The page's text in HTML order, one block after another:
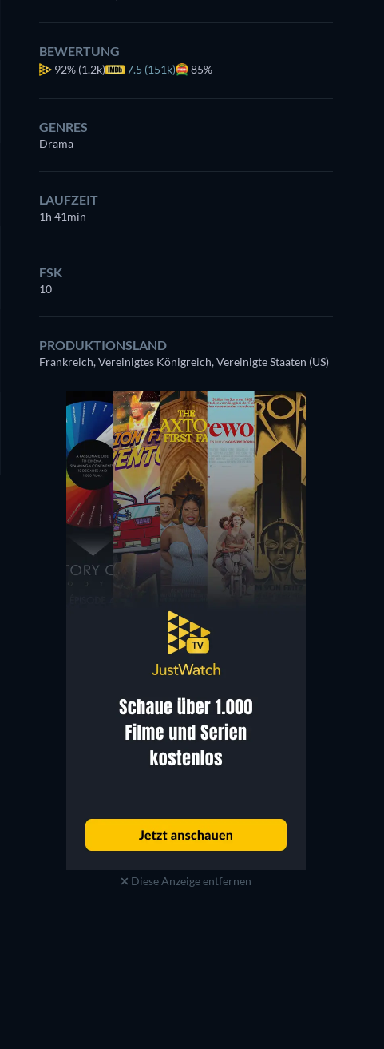
BEWERTUNG
92% (1.2k) 7.5 (151k) 85%
GENRES
Drama
LAUFZEIT
1h 41min
FSK
10
PRODUKTIONSLAND
Frankreich, Vereinigtes Königreich, Vereinigte Staaten (US)
Diese Anzeige entfernen